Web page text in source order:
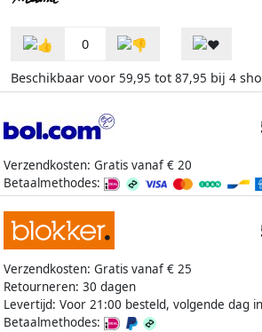
0
Beschikbaar voor 59,95 tot 87,95 bij 4
Verzendkosten: Gratis vanaf € 20
Betaalmethodes:
Verzendkosten: Gratis vanaf € 25
Retourneren: 30 dagen
Levertijd: Voor 21:00 besteld, volgende dag
Betaalmethodes: